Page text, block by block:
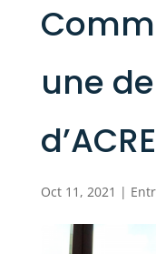
une
Oct 11, 2021 |